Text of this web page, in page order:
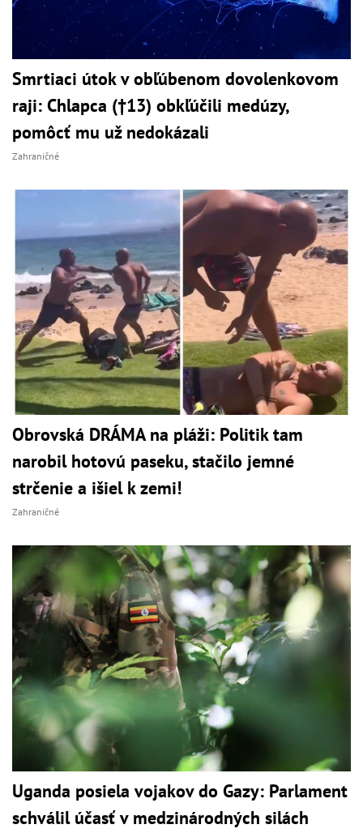
Smrtiaci útok v obľúbenom dovolenkovom
raji: Chlapca (†13) obkľúčili medúzy,
pomôcť mu už nedokázali
Zahraničné
Obrovská DRÁMA na pláži: Politik tam
narobil hotovú paseku, stačilo jemné
strčenie a išiel k zemi!
Zahraničné
Uganda posiela vojakov do Gazy: Parlament
schválil účasť v medzinárodných silách